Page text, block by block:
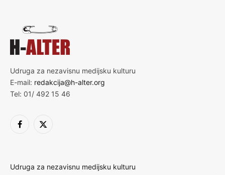
Udruga za nezavisnu medijsku kulturu
E-mail: redakcija@h-alter.org
Tel: 01/ 492 15 46
Facebook
X
Udruga za nezavisnu medijsku kulturu